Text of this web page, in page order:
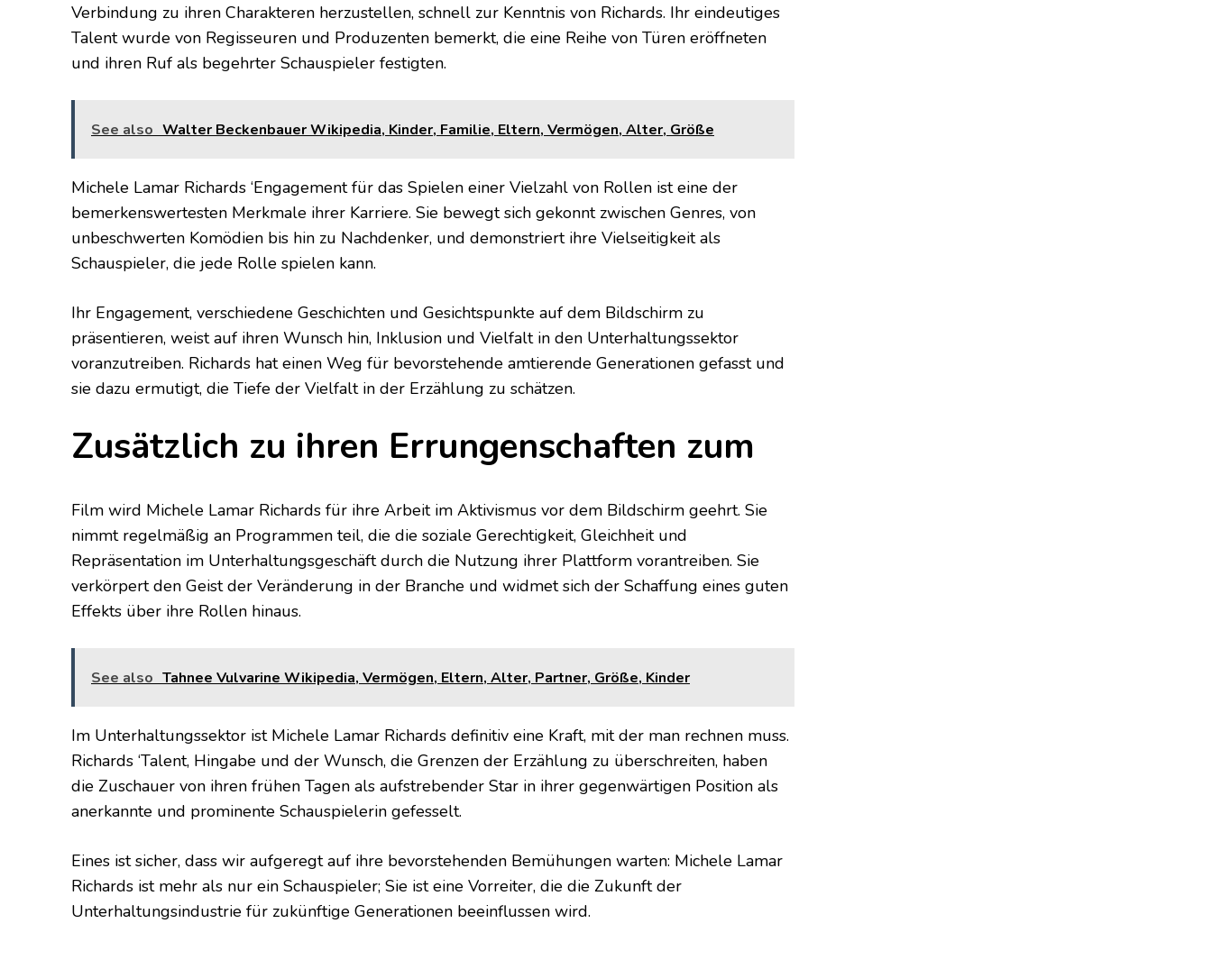
Verbindung zu ihren Charakteren herzustellen, schnell zur Kenntnis von Richards. Ihr eindeutiges
Talent wurde von Regisseuren und Produzenten bemerkt, die eine Reihe von Türen eröffneten
und ihren Ruf als begehrter Schauspieler festigten.
See also Walter Beckenbauer Wikipedia, Kinder, Familie, Eltern, Vermögen, Alter, Größe
Michele Lamar Richards ‘Engagement für das Spielen einer Vielzahl von Rollen ist eine der
bemerkenswertesten Merkmale ihrer Karriere. Sie bewegt sich gekonnt zwischen Genres, von
unbeschwerten Komödien bis hin zu Nachdenker, und demonstriert ihre Vielseitigkeit als
Schauspieler, die jede Rolle spielen kann.
Ihr Engagement, verschiedene Geschichten und Gesichtspunkte auf dem Bildschirm zu
präsentieren, weist auf ihren Wunsch hin, Inklusion und Vielfalt in den Unterhaltungssektor
voranzutreiben. Richards hat einen Weg für bevorstehende amtierende Generationen gefasst und
sie dazu ermutigt, die Tiefe der Vielfalt in der Erzählung zu schätzen.
Zusätzlich zu ihren Errungenschaften zum
Film wird Michele Lamar Richards für ihre Arbeit im Aktivismus vor dem Bildschirm geehrt. Sie
nimmt regelmäßig an Programmen teil, die die soziale Gerechtigkeit, Gleichheit und
Repräsentation im Unterhaltungsgeschäft durch die Nutzung ihrer Plattform vorantreiben. Sie
verkörpert den Geist der Veränderung in der Branche und widmet sich der Schaffung eines guten
Effekts über ihre Rollen hinaus.
See also Tahnee Vulvarine Wikipedia, Vermögen, Eltern, Alter, Partner, Größe, Kinder
Im Unterhaltungssektor ist Michele Lamar Richards definitiv eine Kraft, mit der man rechnen muss.
Richards ‘Talent, Hingabe und der Wunsch, die Grenzen der Erzählung zu überschreiten, haben
die Zuschauer von ihren frühen Tagen als aufstrebender Star in ihrer gegenwärtigen Position als
anerkannte und prominente Schauspielerin gefesselt.
Eines ist sicher, dass wir aufgeregt auf ihre bevorstehenden Bemühungen warten: Michele Lamar
Richards ist mehr als nur ein Schauspieler; Sie ist eine Vorreiter, die die Zukunft der
Unterhaltungsindustrie für zukünftige Generationen beeinflussen wird.